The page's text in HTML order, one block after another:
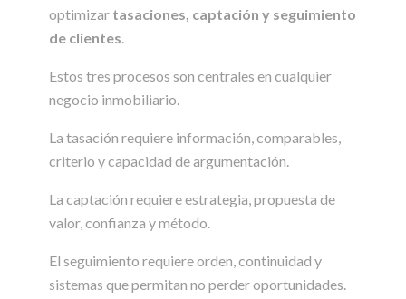
optimizar tasaciones, captación y seguimiento
de clientes
Estos tres procesos son centrales en cualquier
negocio inmobiliario.
La tasación requiere información, comparables,
criterio y capacidad de argumentación.
La captación requiere estrategia, propuesta de
valor, confianza y método.
El seguimiento requiere orden, continuidad y
sistemas que permitan no perder oportunidades.